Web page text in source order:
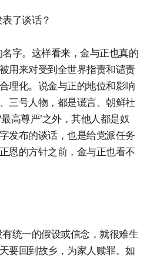
了谈话？
字。这样看来，金与正也真的
用来对受到全世界指责和谴责
理化。说金与正的地位和影响
三号人物，都是谎言。朝鲜社
高尊严’之外，其他人都是奴
发布的谈话，也是给党派任务
恩的方针之前，金与正也看不
统一的假设或信念，就很难生
要回到故乡，为家人赎罪。如